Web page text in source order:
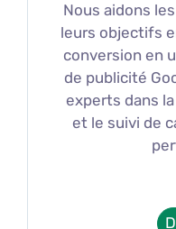
Nous aidons
leurs objectifs
conversion en
de publicité
experts dans
et le suivi de